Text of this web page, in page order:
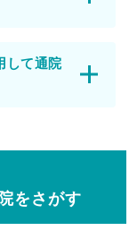
して通院
をさがす